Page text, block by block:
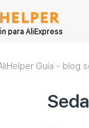
para AliExpress
Guía - blog